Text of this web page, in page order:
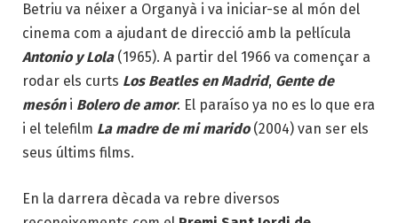
Betriu va néixer a Organyà i va iniciar-se al món del
cinema com a ajudant de direcció amb la pel·lícula
Antonio y Lola(1965). A partir del 1966 va començar a
rodar els curts Los Beatles en Madrid, Gente de
mesón i Bolero de amor. El paraíso ya no es lo que era
i el telefilm La madre de mi marido (2004) van ser els
seus últims films.
En la darrera dècada va rebre diversos